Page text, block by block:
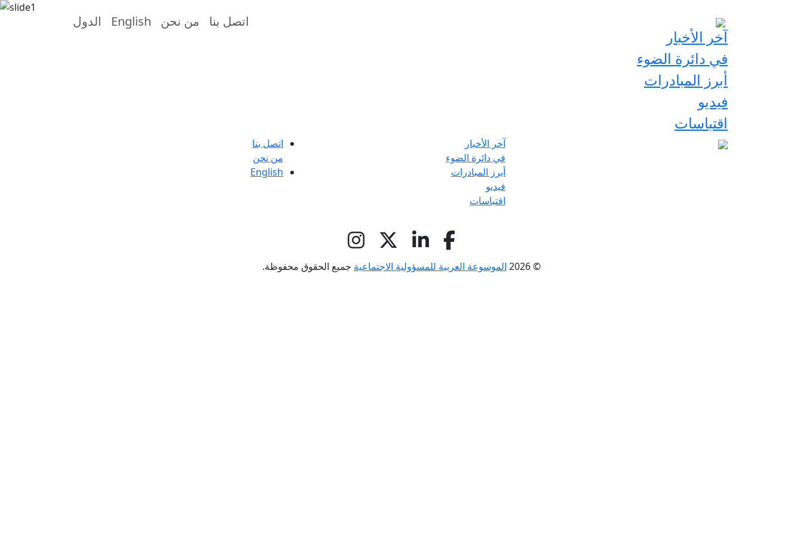
اتصل بنا من نحن English الدول
آخر الأخبار
في دائرة الضوء
أبرز المبادرات
فيديو
اقتباسات
آخر الأخبار
في دائرة الضوء
أبرز المبادرات
فيديو
اقتباسات
اتصل بنا
من نحن
English
© 2026 الموسوعة العربية للمسؤولية الاجتماعية جميع الحقوق محفوظة.